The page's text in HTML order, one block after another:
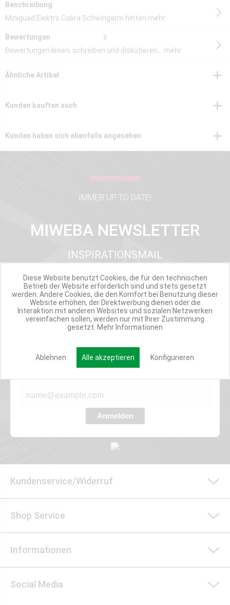
Beschreibung
Miniquad Elektro Cobra Schwingarm hinten mehr
Bewertungen 0
Bewertungen lesen, schreiben und diskutieren... mehr
Ähnliche Artikel
Kunden kauften auch
Kunden haben sich ebenfalls angesehen
IMMER UP TO DATE!
MIWEBA NEWSLETTER
INSPIRATIONSMAIL
TOP INFORMIERT
ANGEBOTE
Werde Teil der Miweba Community!
Verpasse nie wieder exklusive Newsletter-Rabatte und Aktionen
Anmelden
Kundenservice/Widerruf
Shop Service
Informationen
Social Media
Diese Website benutzt Cookies, die für den technischen
Betrieb der Website erforderlich sind und stets gesetzt
werden. Andere Cookies, die den Komfort bei Benutzung dieser
Website erhöhen, der Direktwerbung dienen oder die
Interaktion mit anderen Websites und sozialen Netzwerken
vereinfachen sollen, werden nur mit Ihrer Zustimmung
gesetzt. Mehr Informationen
Ablehnen Alle akzeptieren Konfigurieren